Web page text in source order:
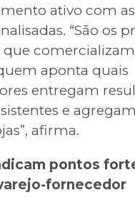
ativo com as
“São os
que
aponta quais
entregam
e
afirma.
pontos
fornecedor